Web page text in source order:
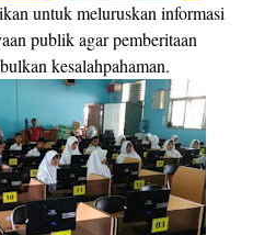
untuk meluruskan informasi
publik agar pemberitaan
kesalahpahaman.